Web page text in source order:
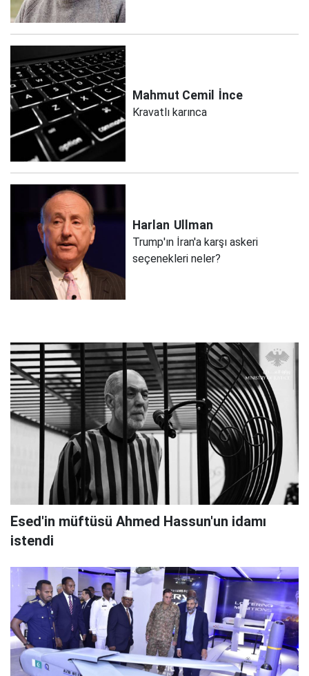
Mahmut Cemil İnce
Kravatlı karınca
Harlan Ullman
Trump'ın İran'a karşı askeri
seçenekleri neler?
Esed'in müftüsü Ahmed Hassun'un idamı
istendi